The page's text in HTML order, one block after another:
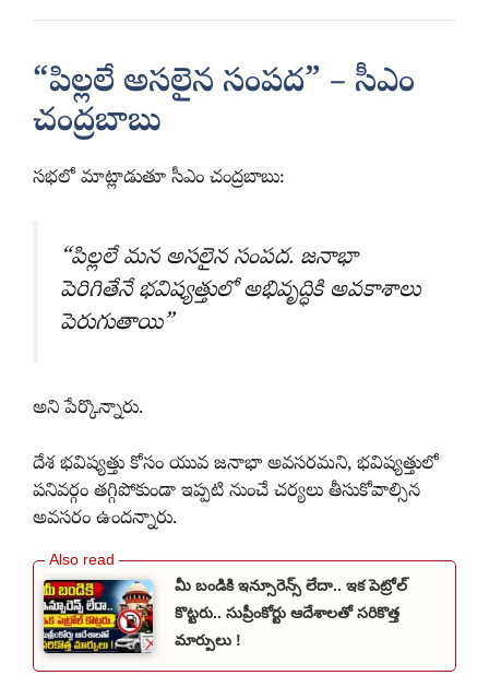
“పిల్లలే అసలైన సంపద” – సీఎం
చంద్రబాబు
సభలో మాట్లాడుతూ సీఎం చంద్రబాబు:
“పిల్లలే మన అసలైన సంపద. జనాభా
పెరిగితేనే భవిష్యత్తులో అభివృద్ధికి అవకాశాలు
పెరుగుతాయి”
అని పేర్కొన్నారు.
దేశ భవిష్యత్తు కోసం యువ జనాభా అవసరమని, భవిష్యత్తులో
పనివర్గం తగ్గిపోకుండా ఇప్పటి నుంచే చర్యలు తీసుకోవాల్సిన
అవసరం ఉందన్నారు.
మీ బండికి ఇన్సూరెన్స్ లేదా.. ఇక పెట్రోల్
కొట్టరు.. సుప్రీంకోర్టు ఆదేశాలతో సరికొత్త
మార్పులు !